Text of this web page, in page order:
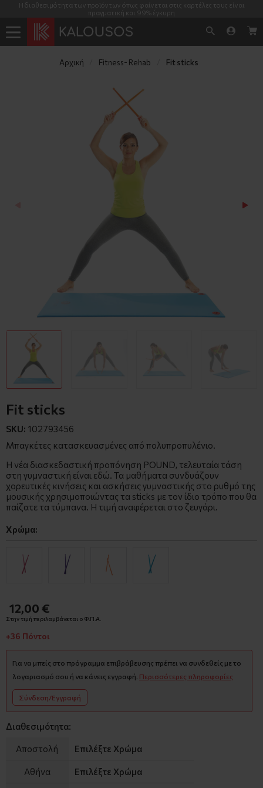
Η διαθεσιμότητα των προϊόντων όπως φαίνεται στις καρτέλες τους είναι
πραγματική και 99% έγκυρη
Αρχική Fitness- Rehab Fit sticks
Fit sticks
SKU: 102793456
Μπαγκέτες κατασκευασμένες από πολυπροπυλένιο.
Η νέα διασκεδαστική προπόνηση POUND, τελευταία τάση
στη γυμναστική είναι εδώ. Τα μαθήματα συνδυάζουν
χορευτικές κινήσεις και ασκήσεις γυμναστικής στο ρυθμό της
μουσικής χρησιμοποιώντας τα sticks με τον ίδιο τρόπο που θα
παίζατε τα τύμπανα. Η τιμή αναφέρεται στο ζευγάρι.
Χρώμα:
12,00 €
Στην τιμή περιλαμβάνεται ο Φ.Π.Α.
+36 Πόντοι
Για να μπείς στο πρόγραμμα επιβράβευσης πρέπει να συνδεθείς με το
λογαριασμό σου ή να κάνεις εγγραφή. Περισσότερες πληροφορίες
Σύνδεση/Εγγραφή
Διαθεσιμότητα:
Αποστολή Επιλέξτε Χρώμα
Αθήνα Επιλέξτε Χρώμα